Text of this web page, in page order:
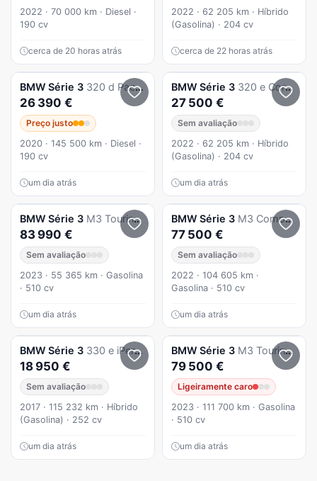
2022 · 70 000 km · Diesel ·
190 cv
cerca de 20 horas atrás
2022 · 62 205 km · Híbrido
(Gasolina) · 204 cv
cerca de 22 horas atrás
BMW Série 3 320 d Pack M Auto
26 390 €
Preço justo
2020 · 145 500 km · Diesel ·
190 cv
um dia atrás
BMW Série 3 320 e Corporate Edition Auto
27 500 €
Sem avaliação
2022 · 62 205 km · Híbrido
(Gasolina) · 204 cv
um dia atrás
BMW Série 3 M3 Touring Competition xDrive
83 990 €
Sem avaliação
2023 · 55 365 km · Gasolina
· 510 cv
um dia atrás
BMW Série 3 M3 Competition xDrive
77 500 €
Sem avaliação
2022 · 104 605 km ·
Gasolina · 510 cv
um dia atrás
BMW Série 3 330 e iPerformance Advantage
18 950 €
Sem avaliação
2017 · 115 232 km · Híbrido
(Gasolina) · 252 cv
um dia atrás
BMW Série 3 M3 Touring Competition M xDrive
79 500 €
Ligeiramente caro
2023 · 111 700 km · Gasolina
· 510 cv
um dia atrás